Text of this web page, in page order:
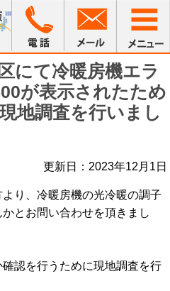
にて冷暖房機エラ
が表示されたため
地調査を行いまし
更新日：2023年12月1日
り、冷暖房機の光冷暖の調子
とお問い合わせを頂きまし
認を行うために現地調査を行